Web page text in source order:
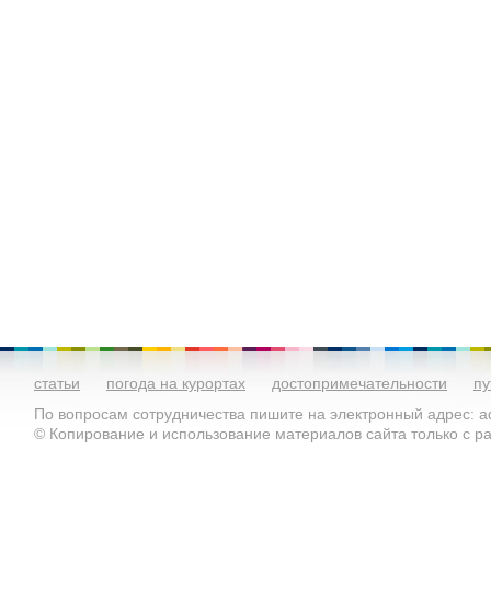
статьи погода на курортах достопримечательности
По вопросам сотрудничества пишите на электронный адрес:
© Копирование и использование материалов сайта только с